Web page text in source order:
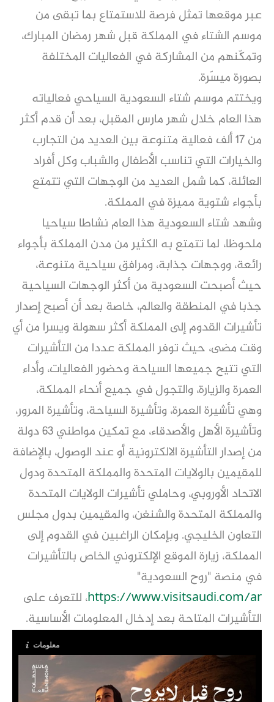
عبر موقعها تمثل فرصة للاستمتاع بما تبقى من
موسم الشتاء في المملكة قبل شهر رمضان المبارك،
وتمكّنهم من المشاركة في الفعاليات المختلفة
بصورة ميسّرة.
ويختتم موسم شتاء السعودية السياحي فعالياته
هذا العام خلال شهر مارس المقبل، بعد أن قدم أكثر
من 17 ألف فعالية متنوعة بين العديد من التجارب
والخيارات التي تناسب الأطفال والشباب وكل أفراد
العائلة، كما شمل العديد من الوجهات التي تتمتع
بأجواء شتوية مميزة في المملكة.
وشهد شتاء السعودية هذا العام نشاطا سياحيا
ملحوظا، لما تتمتع به الكثير من مدن المملكة بأجواء
رائعة، ووجهات جذابة، ومرافق سياحية متنوعة،
حيث أصبحت السعودية من أكثر الوجهات السياحية
جذبا في المنطقة والعالم، خاصة بعد أن أصبح إصدار
تأشيرات القدوم إلى المملكة أكثر سهولة ويسرا من أي
وقت مضى، حيث توفر المملكة عددا من التأشيرات
التي تتيح جميعها السياحة وحضور الفعاليات، وأداء
العمرة والزيارة، والتجول في جميع أنحاء المملكة،
وهي تأشيرة العمرة، وتأشيرة السياحة، وتأشيرة المرور،
وتأشيرة الأهل والأصدقاء، مع تمكين مواطني 63 دولة
من إصدار التأشيرة الالكترونية أو عند الوصول، بالإضافة
للمقيمين بالولايات المتحدة والمملكة المتحدة ودول
الاتحاد الأوروبي، وحاملي تأشيرات الولايات المتحدة
والمملكة المتحدة والشنغن، والمقيمين بدول مجلس
التعاون الخليجي. وبإمكان الراغبين في القدوم إلى
المملكة، زيارة الموقع الإلكتروني الخاص بالتأشيرات
في منصة "روح السعودية"
https://www.visitsaudi.com/ar، للتعرف على
التأشيرات المتاحة بعد إدخال المعلومات الأساسية.
معلومات